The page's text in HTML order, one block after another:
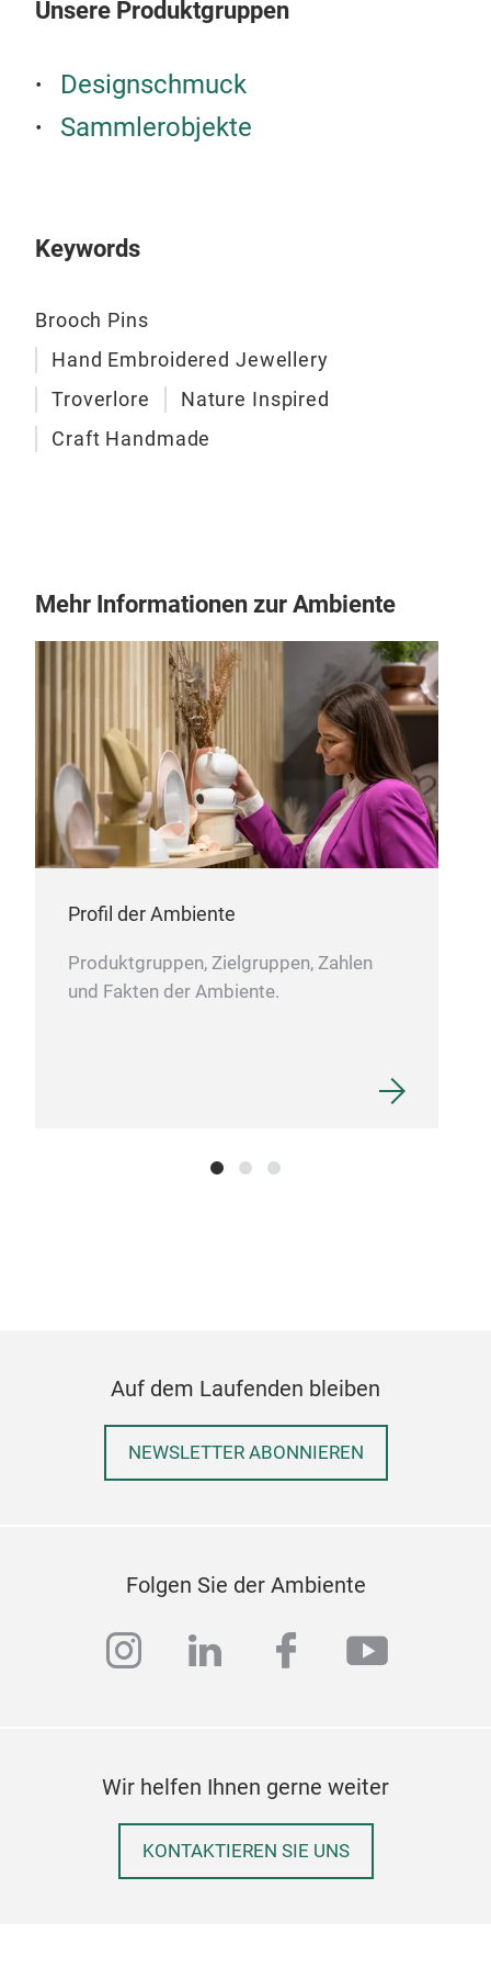
Unsere Produktgruppen
Designschmuck
Sammlerobjekte
Keywords
Brooch Pins
Hand Embroidered Jewellery
Troverlore
Nature Inspired
Craft Handmade
Mehr Informationen zur Ambiente
Profil der Ambiente
Produktgruppen, Zielgruppen, Zahlen
und Fakten der Ambiente.
Auf dem Laufenden bleiben
NEWSLETTER ABONNIEREN
Folgen Sie der Ambiente
instagram
linkedinfacebook
Wir helfen Ihnen gerne weiter
KONTAKTIEREN SIE UNS